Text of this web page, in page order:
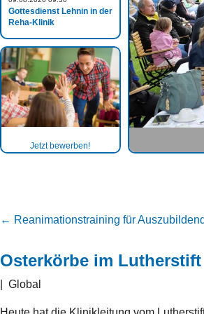
Gottesdienst Lehnin in der
Reha-Klinik
Jetzt bewerben!
← Reanimationstraining für
Osterkörbe im Lutherstift
Global